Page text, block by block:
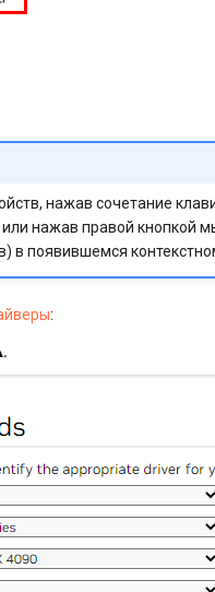
нажав сочетание
или нажав правой кнопкой
в появившемся
: